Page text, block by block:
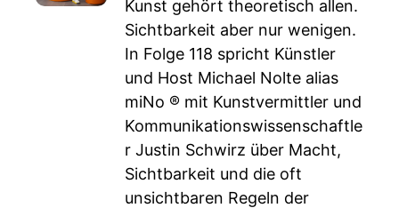
Kunst gehört theoretisch allen.
Sichtbarkeit aber nur wenigen.
In Folge 118 spricht Künstler
und Host Michael Nolte alias
miNo ® mit Kunstvermittler und
Kommunikationswissenschaftle
r Justin Schwirz über Macht,
Sichtbarkeit und die oft
unsichtbaren Regeln der